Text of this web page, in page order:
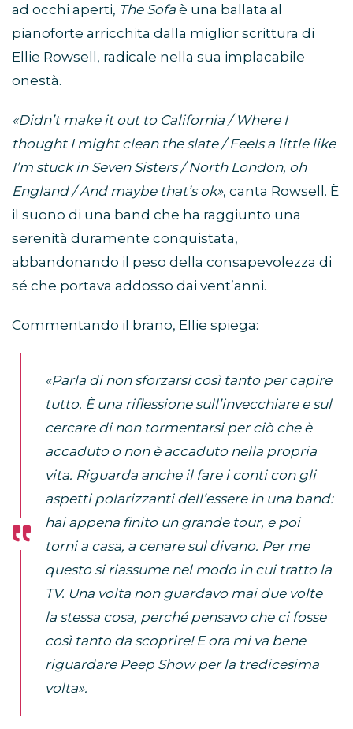
ad occhi aperti, The Sofa è una ballata al
pianoforte arricchita dalla miglior scrittura di
Ellie Rowsell, radicale nella sua implacabile
onestà.
«Didn’t make it out to California / Where I
thought I might clean the slate / Feels a little like
I’m stuck in Seven Sisters / North London, oh
England / And maybe that’s ok», canta Rowsell. È
il suono di una band che ha raggiunto una
serenità duramente conquistata,
abbandonando il peso della consapevolezza di
sé che portava addosso dai vent’anni.
Commentando il brano, Ellie spiega:
«Parla di non sforzarsi così tanto per capire
tutto. È una riflessione sull’invecchiare e sul
cercare di non tormentarsi per ciò che è
accaduto o non è accaduto nella propria
vita. Riguarda anche il fare i conti con gli
aspetti polarizzanti dell’essere in una band:
hai appena finito un grande tour, e poi
torni a casa, a cenare sul divano. Per me
questo si riassume nel modo in cui tratto la
TV. Una volta non guardavo mai due volte
la stessa cosa, perché pensavo che ci fosse
così tanto da scoprire! E ora mi va bene
riguardare Peep Show per la tredicesima
volta».